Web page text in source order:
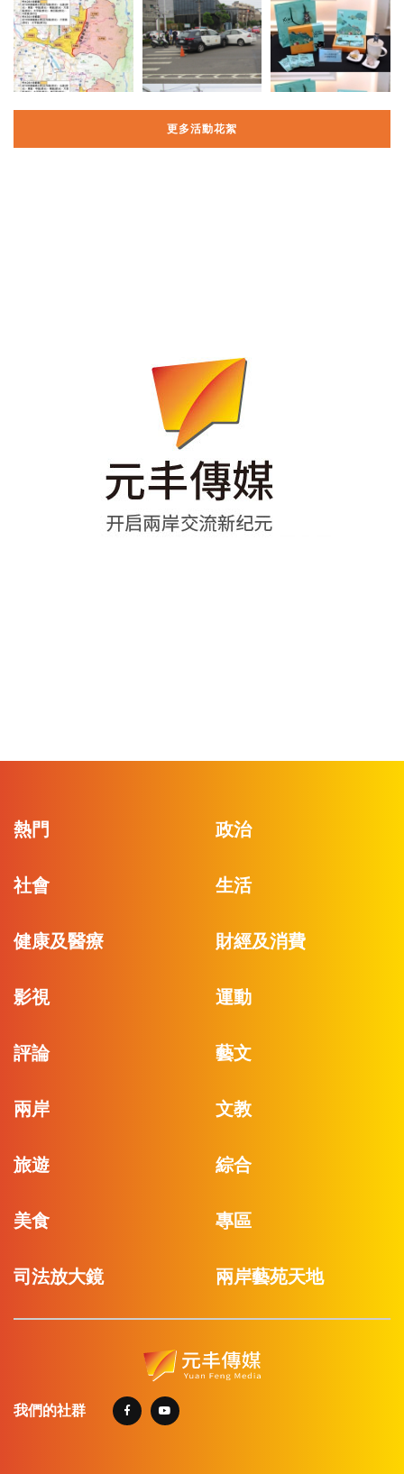
更多活動花絮
熱門 政治
社會 生活
健康及醫療 財經及消費
影視 運動
評論 藝文
兩岸 文教
旅遊 綜合
美食 專區
司法放大鏡 兩岸藝苑天地
我們的社群